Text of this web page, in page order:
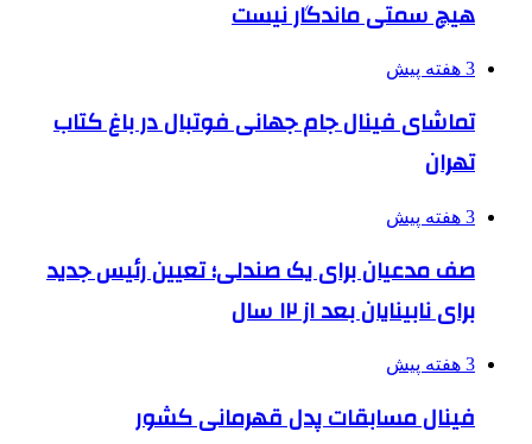
هیچ سمتی ماندگار نیست
3 هفته پیش
تماشای فینال جام جهانی فوتبال در باغ کتاب
تهران
3 هفته پیش
صف مدعیان برای یک صندلی؛ تعیین رئیس جدید
برای نابینایان بعد از ۱۲ سال
3 هفته پیش
فینال مسابقات پدل قهرمانی کشور